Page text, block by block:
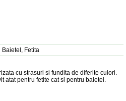
Baietel, Fetita
cu strasuri si fundita de diferite culori.
atat pentru fetite cat si pentru baietei.